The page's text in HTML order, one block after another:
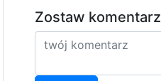
Zostaw komentarz